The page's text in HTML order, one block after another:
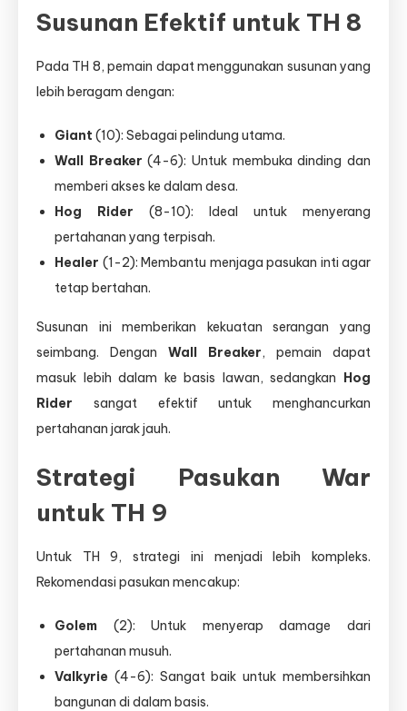
Susunan Efektif untuk TH 8
Pada TH 8, pemain dapat menggunakan susunan yang
lebih beragam dengan:
Giant (10): Sebagai pelindung utama.
Wall Breaker (4-6): Untuk membuka dinding dan
memberi akses ke dalam desa.
Hog Rider (8-10): Ideal untuk menyerang
pertahanan yang terpisah.
Healer (1-2): Membantu menjaga pasukan inti agar
tetap bertahan.
Susunan ini memberikan kekuatan serangan yang
seimbang. Dengan Wall Breaker, pemain dapat
masuk lebih dalam ke basis lawan, sedangkan Hog
Rider sangat efektif untuk menghancurkan
pertahanan jarak jauh.
Strategi Pasukan War
untuk TH 9
Untuk TH 9, strategi ini menjadi lebih kompleks.
Rekomendasi pasukan mencakup:
Golem (2): Untuk menyerap damage dari
pertahanan musuh.
Valkyrie (4-6): Sangat baik untuk membersihkan
bangunan di dalam basis.